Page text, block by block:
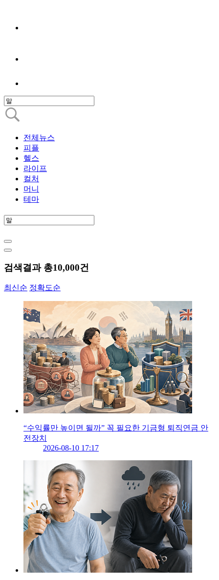
전체뉴스
피플
헬스
라이프
컬처
머니
테마
검색결과 총10,000건
최신순 정확도순
“수익률만 높이면 될까” 꼭 필요한 기금형 퇴직연금 안
전장치
2026-08-10 17:17